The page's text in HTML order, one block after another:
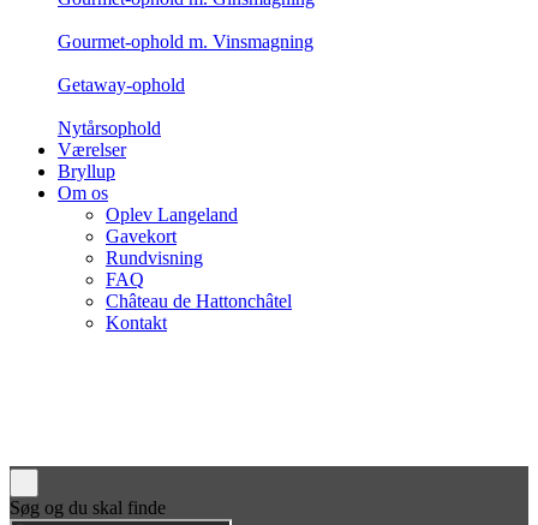
Gourmet-ophold m. Vinsmagning
Getaway-ophold
Nytårsophold
Værelser
Bryllup
Om os
Oplev Langeland
Gavekort
Rundvisning
FAQ
Château de Hattonchâtel
Kontakt
Søg og du skal finde